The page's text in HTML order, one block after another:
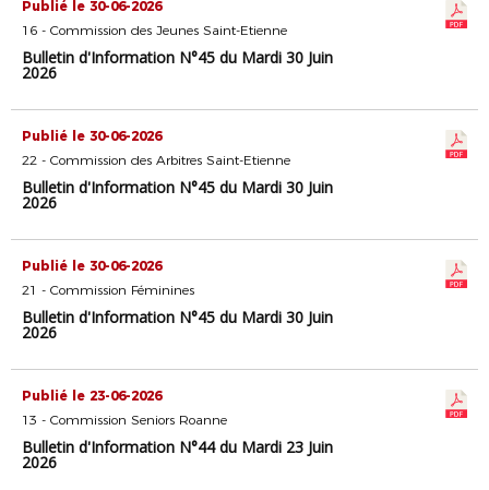
Publié le 30-06-2026
16 - Commission des Jeunes Saint-Etienne
Bulletin d'Information N°45 du Mardi 30 Juin
2026
Publié le 30-06-2026
22 - Commission des Arbitres Saint-Etienne
Bulletin d'Information N°45 du Mardi 30 Juin
2026
Publié le 30-06-2026
21 - Commission Féminines
Bulletin d'Information N°45 du Mardi 30 Juin
2026
Publié le 23-06-2026
13 - Commission Seniors Roanne
Bulletin d'Information N°44 du Mardi 23 Juin
2026